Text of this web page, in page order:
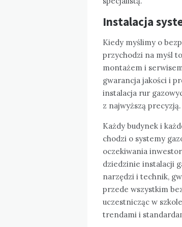
Instalacja
Kiedy myślimy o
przychodzi na myśl
montażem i
gwarancja jakości i
instalacja rur
z najwyższą precyzją.
Każdy budynek i
chodzi o systemy
oczekiwania
dziedzinie instalacji
narzędzi i technik,
przede wszystkim
uczestnicząc w
trendami i